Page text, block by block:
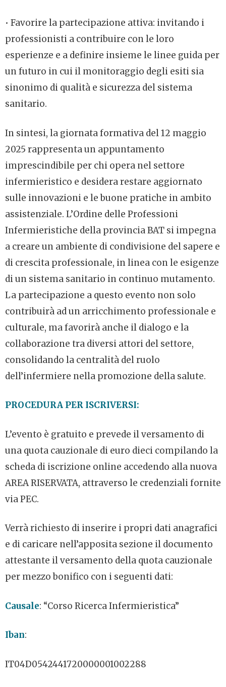
• Favorire la partecipazione attiva: invitando i
professionisti a contribuire con le loro
esperienze e a definire insieme le linee guida per
un futuro in cui il monitoraggio degli esiti sia
sinonimo di qualità e sicurezza del sistema
sanitario.
In sintesi, la giornata formativa del 12 maggio
2025 rappresenta un appuntamento
imprescindibile per chi opera nel settore
infermieristico e desidera restare aggiornato
sulle innovazioni e le buone pratiche in ambito
assistenziale. L’Ordine delle Professioni
Infermieristiche della provincia BAT si impegna
a creare un ambiente di condivisione del sapere e
di crescita professionale, in linea con le esigenze
di un sistema sanitario in continuo mutamento.
La partecipazione a questo evento non solo
contribuirà ad un arricchimento professionale e
culturale, ma favorirà anche il dialogo e la
collaborazione tra diversi attori del settore,
consolidando la centralità del ruolo
dell’infermiere nella promozione della salute.
PROCEDURA PER ISCRIVERSI:
L’evento è gratuito e prevede il versamento di
una quota cauzionale di euro dieci compilando la
scheda di iscrizione online accedendo alla nuova
AREA RISERVATA, attraverso le credenziali fornite
via PEC.
Verrà richiesto di inserire i propri dati anagrafici
e di caricare nell’apposita sezione il documento
attestante il versamento della quota cauzionale
per mezzo bonifico con i seguenti dati:
Causale: “Corso Ricerca Infermieristica”
Iban:
IT04D0542441720000001002288